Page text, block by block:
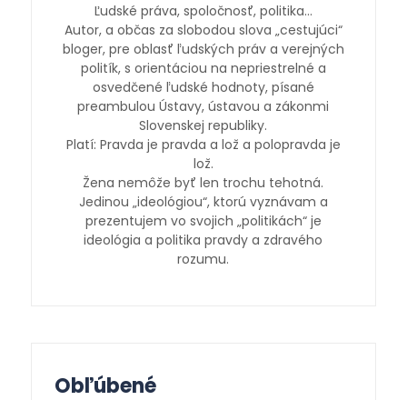
Ľudské práva, spoločnosť, politika…
Autor, a občas za slobodou slova „cestujúci“
bloger, pre oblasť ľudských práv a verejných
politík, s orientáciou na nepriestrelné a
osvedčené ľudské hodnoty, písané
preambulou Ústavy, ústavou a zákonmi
Slovenskej republiky.
Platí: Pravda je pravda a lož a polopravda je
lož.
Žena nemôže byť len trochu tehotná.
Jedinou „ideológiou“, ktorú vyznávam a
prezentujem vo svojich „politikách“ je
ideológia a politika pravdy a zdravého
rozumu.
Obľúbené